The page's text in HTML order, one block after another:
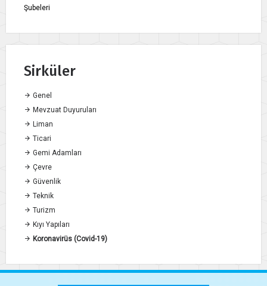
Şubeleri
Sirküler
Genel
Mevzuat Duyuruları
Liman
Ticari
Gemi Adamları
Çevre
Güvenlik
Teknik
Turizm
Kıyı Yapıları
Koronavirüs (Covid-19)